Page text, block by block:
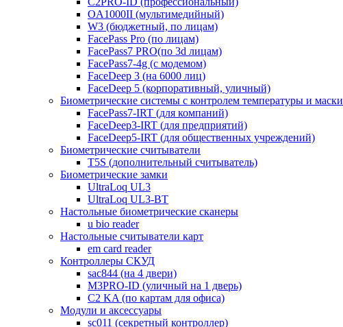
OA1000II (мультимедийный)
W3 (бюджетный, по лицам)
FacePass Pro (по лицам)
FacePass7 PRO(по 3d лицам)
FacePass7-4g (с модемом)
FaceDeep 3 (на 6000 лиц)
FaceDeep 5 (корпоративный, уличный)
Биометрические системы с контролем температуры и маски
FacePass7-IRT (для компаний)
FaceDeep3-IRT (для предприятий)
FaceDeep5-IRT (для общественных учреждений)
Биометрические считыватели
T5S (дополнительный считыватель)
Биометрические замки
UltraLoq UL3
UltraLoq UL3-BT
Настольные биометрические сканеры
u bio reader
Настольные считыватели карт
em card reader
Контроллеры СКУД
sac844 (на 4 двери)
M3PRO-ID (уличный на 1 дверь)
C2 KA (по картам для офиса)
Модули и аксессуары
sc011 (секретный контроллер)